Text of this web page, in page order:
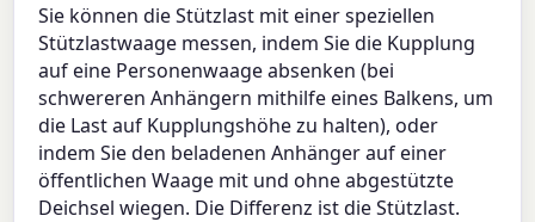
Sie können die Stützlast mit einer speziellen
Stützlastwaage messen, indem Sie die Kupplung
auf eine Personenwaage absenken (bei
schwereren Anhängern mithilfe eines Balkens, um
die Last auf Kupplungshöhe zu halten), oder
indem Sie den beladenen Anhänger auf einer
öffentlichen Waage mit und ohne abgestützte
Deichsel wiegen. Die Differenz ist die Stützlast.